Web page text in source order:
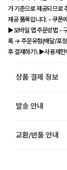
가 기준으로 제공되므로
제공 품목입니다. - 쿠폰
▶모바일 앱 주문방법 -
록 → 주문유형(배달/포
후 결제하기\ ▶사용제한
상품 결제 정보
발송 안내
교환/반품 안내